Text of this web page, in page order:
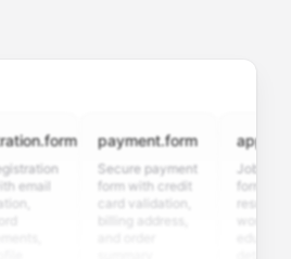
payment.form
Secure payment
form with credit
card validation,
Job
form with
resume